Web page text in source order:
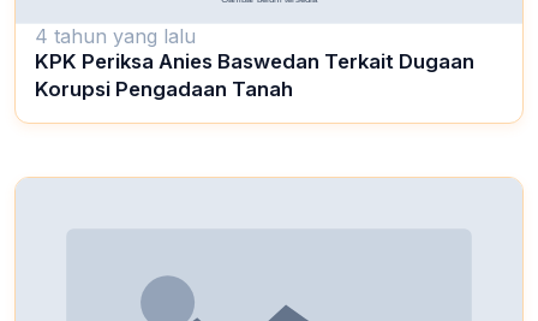
4 tahun yang lalu
KPK Periksa Anies Baswedan Terkait Dugaan
Korupsi Pengadaan Tanah